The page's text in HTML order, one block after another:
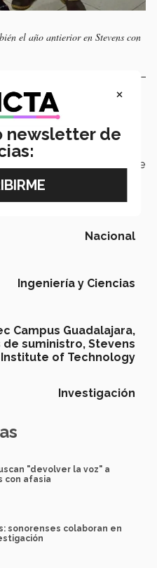
el año antierior en Stevens con
la profesora
paper award”;
de
administración de
de experimentos, en el
Nacional
Ingeniería y Ciencias
Campus Guadalajara,
de suministro, Stevens
Institute of Technology
Investigación
"devolver la voz" a
con afasia
sonorenses colaboran en
×
newsletter de